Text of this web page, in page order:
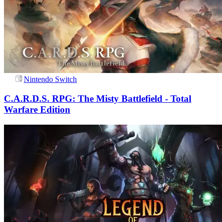
Nintendo Switch
C.A.R.D.S. RPG: The Misty Battlefield - Total
Warfare Edition